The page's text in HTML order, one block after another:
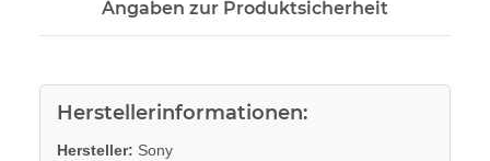
Angaben zur Produktsicherheit
Herstellerinformationen:
Hersteller: Sony